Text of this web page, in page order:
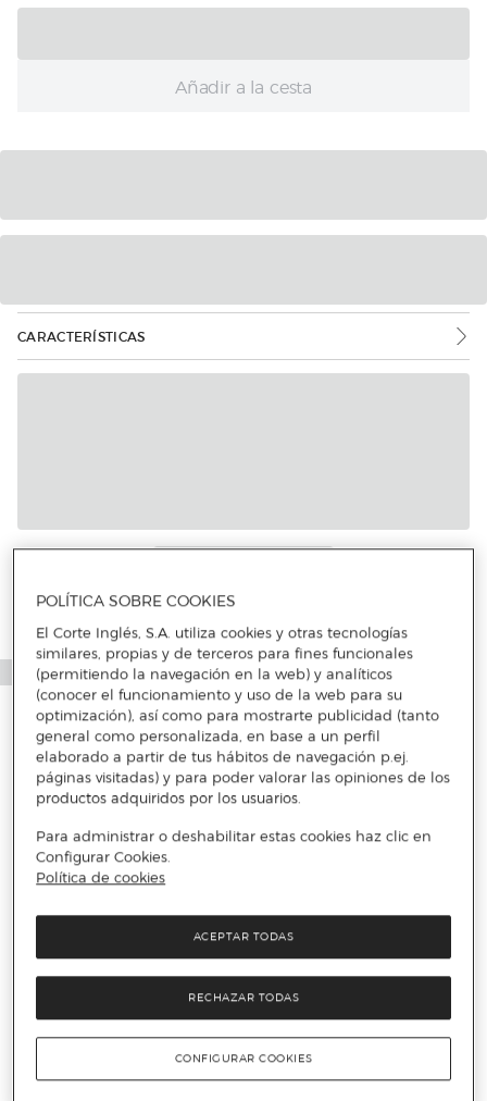
Añadir a la cesta
CARACTERÍSTICAS
POLÍTICA SOBRE COOKIES
El Corte Inglés, S.A. utiliza cookies y otras tecnologías
similares, propias y de terceros para fines funcionales
(permitiendo la navegación en la web) y analíticos
(conocer el funcionamiento y uso de la web para su
optimización), así como para mostrarte publicidad (tanto
general como personalizada, en base a un perfil
elaborado a partir de tus hábitos de navegación p.ej.
páginas visitadas) y para poder valorar las opiniones de los
productos adquiridos por los usuarios.
Para administrar o deshabilitar estas cookies haz clic en
Configurar Cookies.
Política de cookies
RECHAZAR TODAS
ACEPTAR TODAS
CONFIGURAR COOKIES